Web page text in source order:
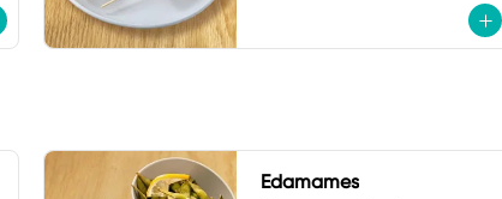
Edamames